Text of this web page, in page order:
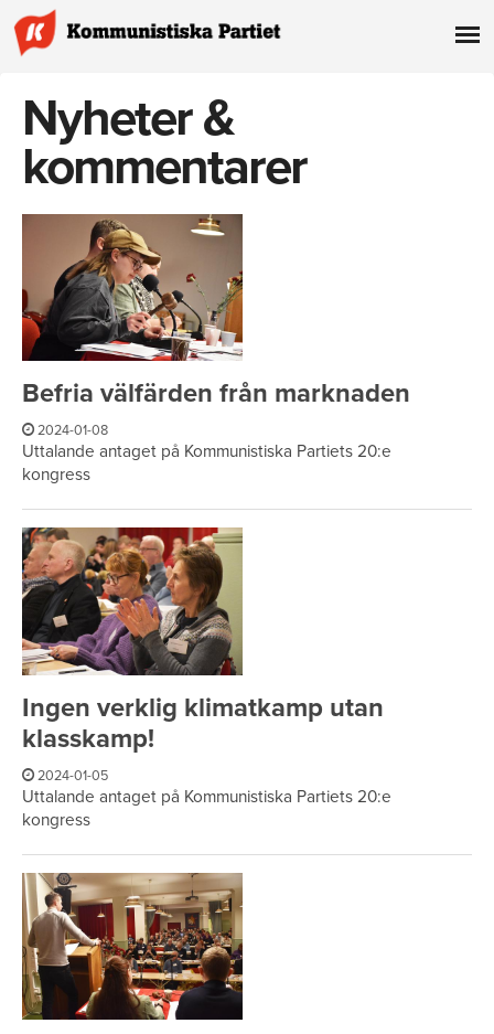
Nyheter &
kommentarer
Befria välfärden från marknaden
2024-01-08
Uttalande antaget på Kommunistiska Partiets 20:e
kongress
Ingen verklig klimatkamp utan
klasskamp!
2024-01-05
Uttalande antaget på Kommunistiska Partiets 20:e
kongress